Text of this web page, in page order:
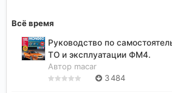
Всё время
Руководство по
ТО и эксплуатации ФМ4.
Автор macar
3 484